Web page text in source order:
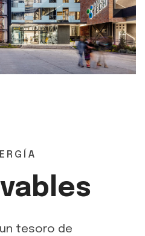
tesoro de